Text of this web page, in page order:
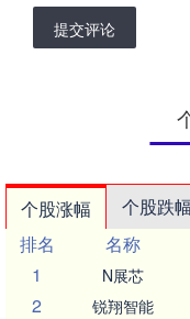
提交评论
个股涨幅 个股跌幅
排名
名称
1
N展芯
2 锐翔智能